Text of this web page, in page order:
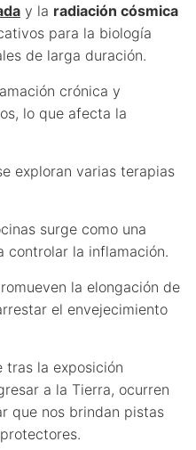
y la radiación cósmica
para la biología
de larga duración.
crónica y
lo que afecta la
exploran varias terapias
surge como una
controlar la inflamación.
la elongación de
el envejecimiento
tras la exposición
a la Tierra, ocurren
que nos brindan pistas